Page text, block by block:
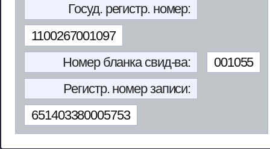
Госуд. регистр. номер:
1100267001097
Номер бланка свид-ва:
001055
Регистр. номер записи:
651403380005753